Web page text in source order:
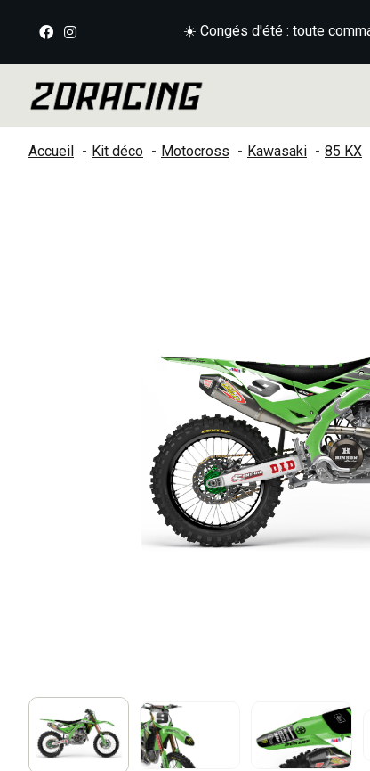
☀️ Congés d'été : toute
Accueil Kit déco Motocross Kawasaki 85 KX